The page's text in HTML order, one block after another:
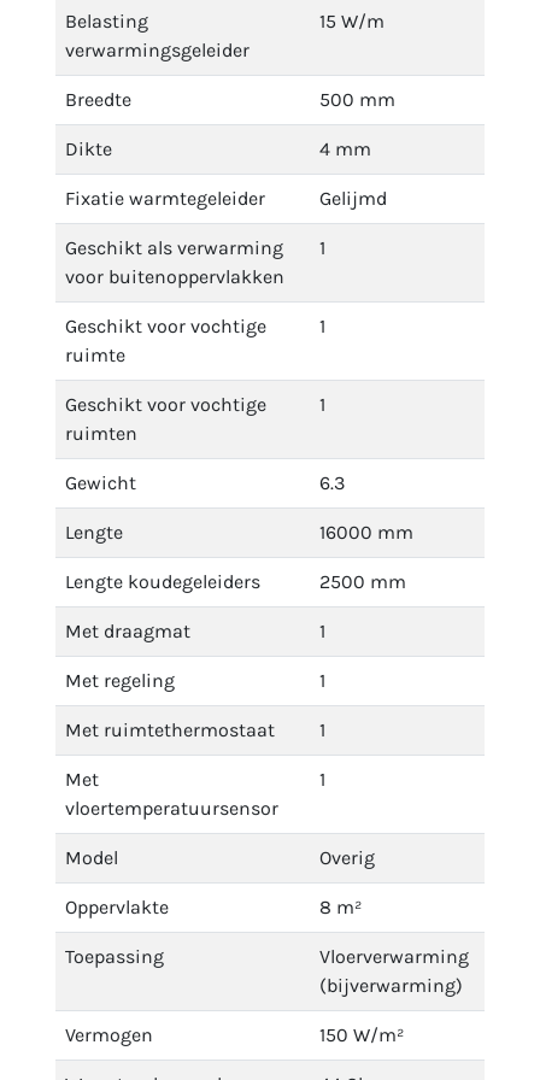
Belasting
verwarmingsgeleider
15 W/m
Breedte 500 mm
Dikte 4 mm
Fixatie warmtegeleider Gelijmd
Geschikt als verwarming
voor buitenoppervlakken
1
Geschikt voor vochtige
ruimte
1
Geschikt voor vochtige
ruimten
1
Gewicht 6.3
Lengte 16000 mm
Lengte koudegeleiders 2500 mm
Met draagmat 1
Met regeling 1
Met ruimtethermostaat 1
Met
vloertemperatuursensor
1
Model Overig
Oppervlakte 8 m²
Toepassing
Vloerverwarming
(bijverwarming)
Vermogen 150 W/m²